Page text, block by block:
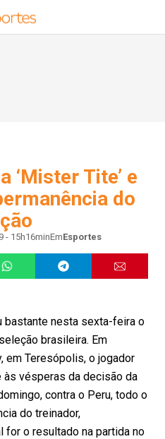
‘Mister Tite’ e
do
- 15h16minEmEsportes
bastante nesta sexta-feira o
brasileira. Em
em Teresópolis, o jogador
às vésperas da decisão da
contra o Peru, todo o
do treinador,
for o resultado na partida no